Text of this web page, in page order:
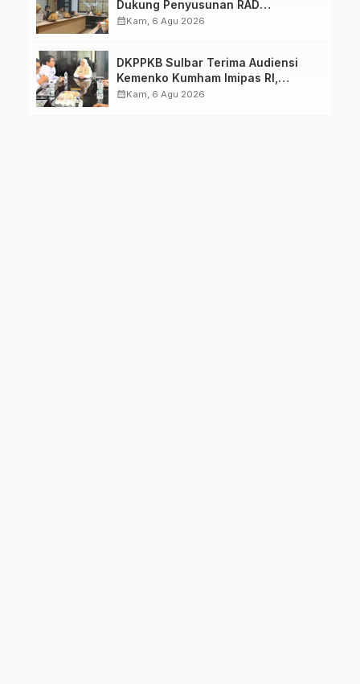
Dukung Penyusunan RAD
TPB/SDGs Sulawesi Barat
calendar_monthKam, 6 Agu 2026
DKPPKB Sulbar Terima Audiensi
Kemenko Kumham Imipas RI,
Perkuat Pelayanan Kesehatan bagi
calendar_monthKam, 6 Agu 2026